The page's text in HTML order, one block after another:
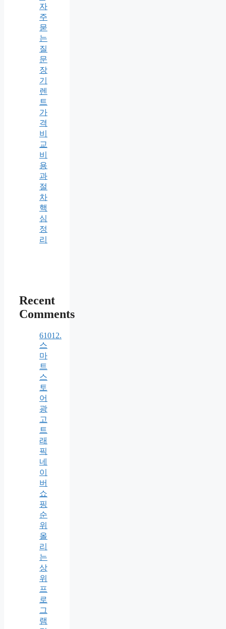
자
주
묻
는
질
문
장
기
렌
트
가
격
비
교
비
용
과
절
차
핵
심
정
리
Recent
Comments
61012.
스
마
트
스
토
어
광
고
트
래
픽
네
이
버
쇼
핑
순
위
올
리
는
상
위
프
로
그
램